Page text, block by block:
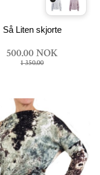
Så Liten skjorte
500.00 NOK
1 350.00